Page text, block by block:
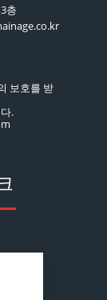
층
보호를 받
.